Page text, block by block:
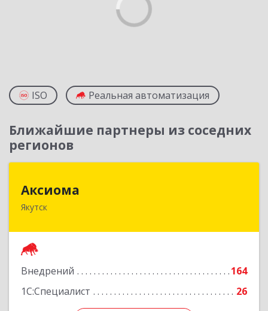
ISO Реальная автоматизация
Ближайшие партнеры из соседних
регионов
Аксиома
Якутск
Внедрений
164
1С:Специалист
26
677000, Саха /Якутия/ Респ, Якутск г, Чиряева